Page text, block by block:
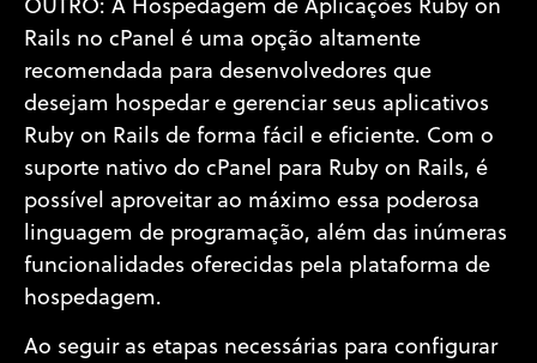
OUTRO: A Hospedagem de Aplicações Ruby on
Rails no cPanel é uma opção altamente
recomendada para desenvolvedores que
desejam hospedar e gerenciar seus aplicativos
Ruby on Rails de forma fácil e eficiente. Com o
suporte nativo do cPanel para Ruby on Rails, é
possível aproveitar ao máximo essa poderosa
linguagem de programação, além das inúmeras
funcionalidades oferecidas pela plataforma de
hospedagem.
Ao seguir as etapas necessárias para configurar